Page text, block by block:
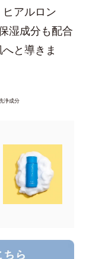
アルロン
湿成分も配合
と導きま
浄成分